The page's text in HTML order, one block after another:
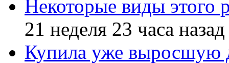
Некоторые виды этого
21 неделя 23 часа назад
Купила уже выросшую